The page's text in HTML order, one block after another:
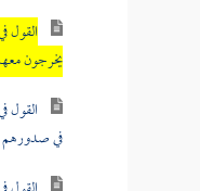
القول
يخرجون
القول
في صدورهم